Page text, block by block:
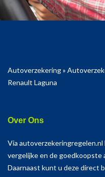
Autoverzekering»
Renault Laguna
Over Ons
Via
vergelijke en de
Daarnaast kunt u deze direct